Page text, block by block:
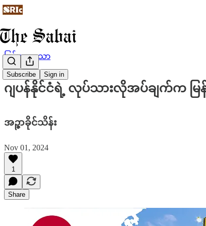
Subscribe Sign in
မြန်မာဘာသာ
ဂျပန်နိုင်ငံရဲ့ လုပ်သားလိုအပ်ချက်က
အဉ္ဇာခိုင်သိန်း
Nov 01, 2024
1
Share